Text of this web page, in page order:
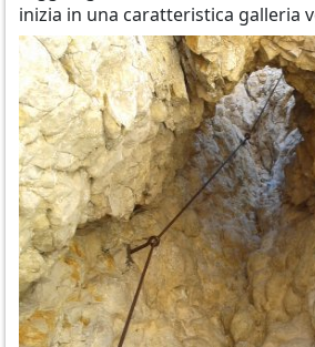
inizia in una caratteristica galleria